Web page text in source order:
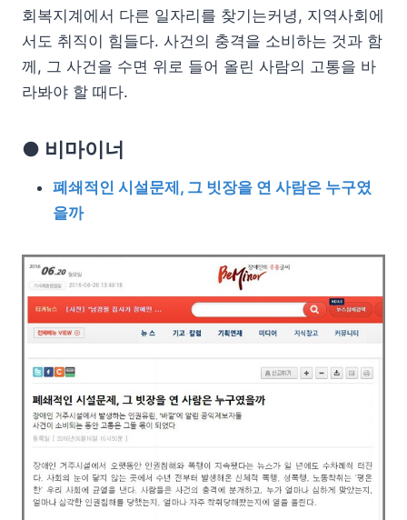
회복지계에서 다른 일자리를 찾기는커녕, 지역사회에
서도 취직이 힘들다. 사건의 충격을 소비하는 것과 함
께, 그 사건을 수면 위로 들어 올린 사람의 고통을 바
라봐야 할 때다.
● 비마이너
폐쇄적인 시설문제, 그 빗장을 연 사람은 누구였
을까